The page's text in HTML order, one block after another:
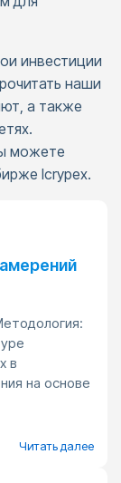
инвестиции
наши
а также
можете
Icrypex.
в
на основе
Читать далее